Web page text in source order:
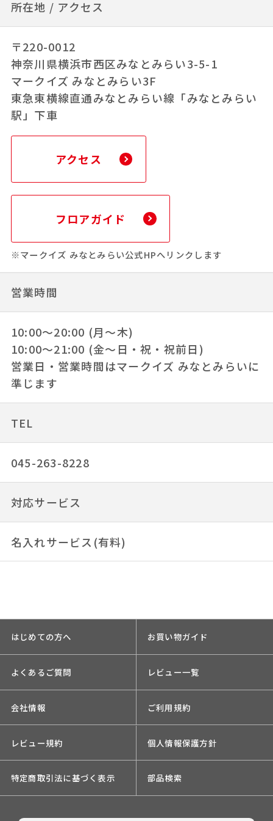
所在地 / アクセス
〒220-0012
神奈川県横浜市西区みなとみらい3-5-1
マークイズ みなとみらい3F
東急東横線直通みなとみらい線「みなとみらい
駅」下車
アクセス
フロアガイド
※マークイズ みなとみらい公式HPへリンクします
営業時間
10:00～20:00 (月～木)
10:00～21:00 (金～日・祝・祝前日)
営業日・営業時間はマークイズ みなとみらいに
準じます
TEL
045-263-8228
対応サービス
名入れサービス(有料)
はじめての方へ お買い物ガイド
よくあるご質問 レビュー一覧
会社情報 ご利用規約
レビュー規約 個人情報保護方針
特定商取引法に基づく表示 部品検索